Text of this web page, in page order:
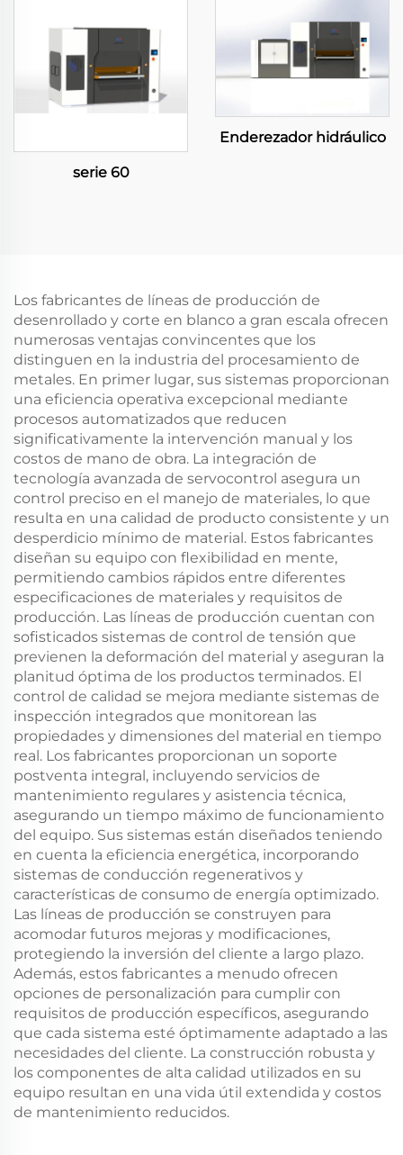
serie 60
Enderezador hidráulico
Los fabricantes de líneas de producción de
desenrollado y corte en blanco a gran escala ofrecen
numerosas ventajas convincentes que los
distinguen en la industria del procesamiento de
metales. En primer lugar, sus sistemas proporcionan
una eficiencia operativa excepcional mediante
procesos automatizados que reducen
significativamente la intervención manual y los
costos de mano de obra. La integración de
tecnología avanzada de servocontrol asegura un
control preciso en el manejo de materiales, lo que
resulta en una calidad de producto consistente y un
desperdicio mínimo de material. Estos fabricantes
diseñan su equipo con flexibilidad en mente,
permitiendo cambios rápidos entre diferentes
especificaciones de materiales y requisitos de
producción. Las líneas de producción cuentan con
sofisticados sistemas de control de tensión que
previenen la deformación del material y aseguran la
planitud óptima de los productos terminados. El
control de calidad se mejora mediante sistemas de
inspección integrados que monitorean las
propiedades y dimensiones del material en tiempo
real. Los fabricantes proporcionan un soporte
postventa integral, incluyendo servicios de
mantenimiento regulares y asistencia técnica,
asegurando un tiempo máximo de funcionamiento
del equipo. Sus sistemas están diseñados teniendo
en cuenta la eficiencia energética, incorporando
sistemas de conducción regenerativos y
características de consumo de energía optimizado.
Las líneas de producción se construyen para
acomodar futuros mejoras y modificaciones,
protegiendo la inversión del cliente a largo plazo.
Además, estos fabricantes a menudo ofrecen
opciones de personalización para cumplir con
requisitos de producción específicos, asegurando
que cada sistema esté óptimamente adaptado a las
necesidades del cliente. La construcción robusta y
los componentes de alta calidad utilizados en su
equipo resultan en una vida útil extendida y costos
de mantenimiento reducidos.